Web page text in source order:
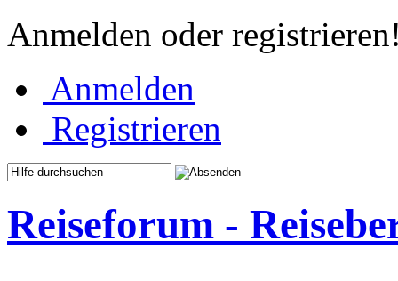
Anmelden oder
Anmelden
Registrieren
Reiseforum -